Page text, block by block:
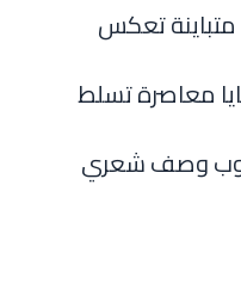
تعكس
معاصرة تسلط
وصف شعري